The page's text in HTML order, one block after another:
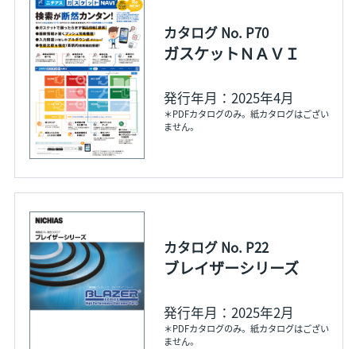
カタログ No. P70
ガスケットＮＡＶＩ
発行年月：2025年4月
＊PDFカタログのみ。紙カタログはござい
ません。
カタログ No. P22
ブレイザーシリーズ
発行年月：2025年2月
＊PDFカタログのみ。紙カタログはござい
ません。